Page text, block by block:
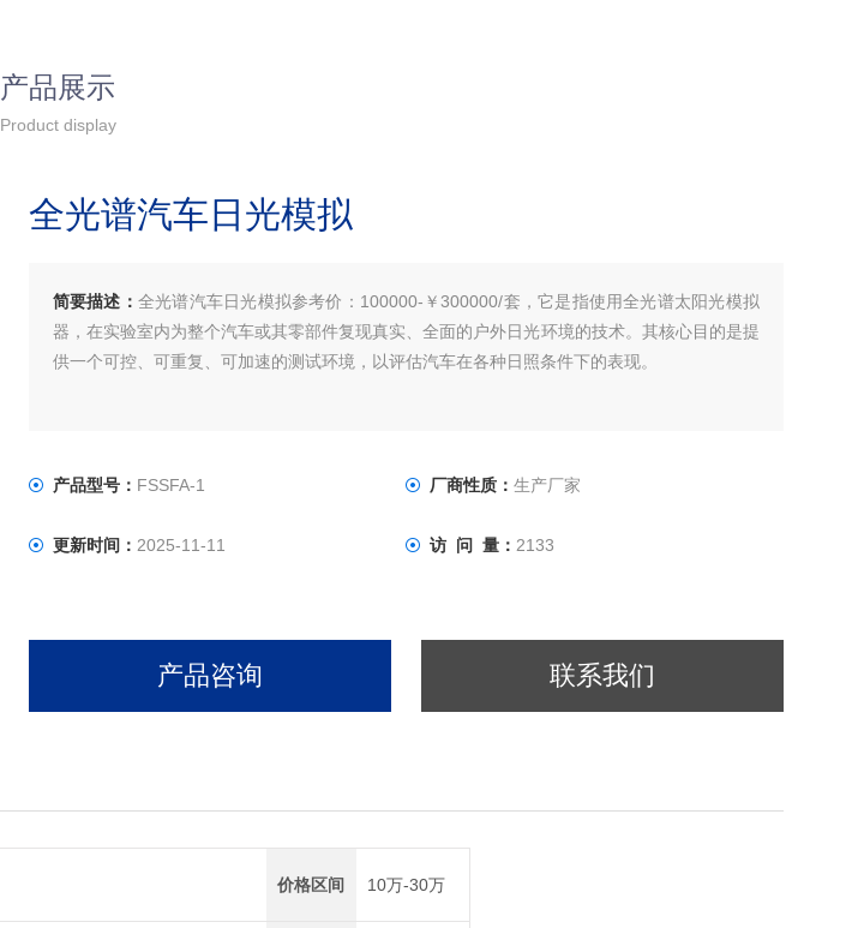
产品展示
Product display
全光谱汽车日光模拟
简要描述： 全光谱汽车日光模拟参考价：100000-￥300000/套，它是指使用全光谱太阳光模拟
器，在实验室内为整个汽车或其零部件复现真实、全面的户外日光环境的技术。其核心目的是提
供一个可控、可重复、可加速的测试环境，以评估汽车在各种日照条件下的表现。
产品型号： FSSFA-1 厂商性质：生产厂家
更新时间： 2025-11-11 访 问 量： 2133
产品咨询 联系我们
价格区间 10万-30万